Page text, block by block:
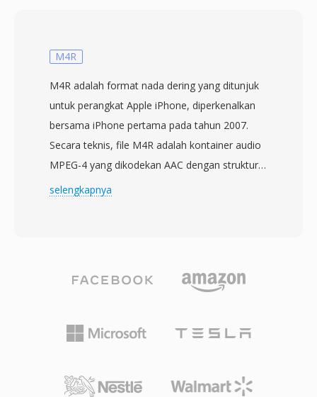
menyesuaikan berdasarkan pola bit terkini. Ini
biasanya 16 kbps pada sampling 8 kHz, efisien
untuk suara narrowband melalui channel yang
terbatas. File CVS menyimpan data delta-
encoded bertanda dan umumnya diproses
menggunakan tool seperti SoX. Keunggulan
signifikannya adalah penghematan bandwidth:
digital awal. Mekanisme kemiringan adaptif
juga mencegah distorsi overload pada sinyal
granular tetap dapat diterima selama bagian
modern telah menggantikan CVS, format ini
tetap memiliki kepentingan historis dan
M4R
M4R adalah format nada dering yang ditunjuk
untuk perangkat Apple iPhone, diperkenalkan
bersama iPhone pertama pada tahun 2007.
Secara teknis, file M4R adalah kontainer audio
MPEG-4 yang dikodekan AAC dengan struktur
identik dengan M4A — perbedaan satu-satunya
menghasilkan nada dering tanpa modifikasi
berbeda mencegah track musik biasa muncul di
pemilih nada dering dan sebaliknya. Membuat
sebagai AAC, memangkasnya ke panjang yang
selengkapnya